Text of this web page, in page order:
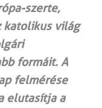
szerte,
katolikus világ
formáit. A
felmérése
elutasítja a